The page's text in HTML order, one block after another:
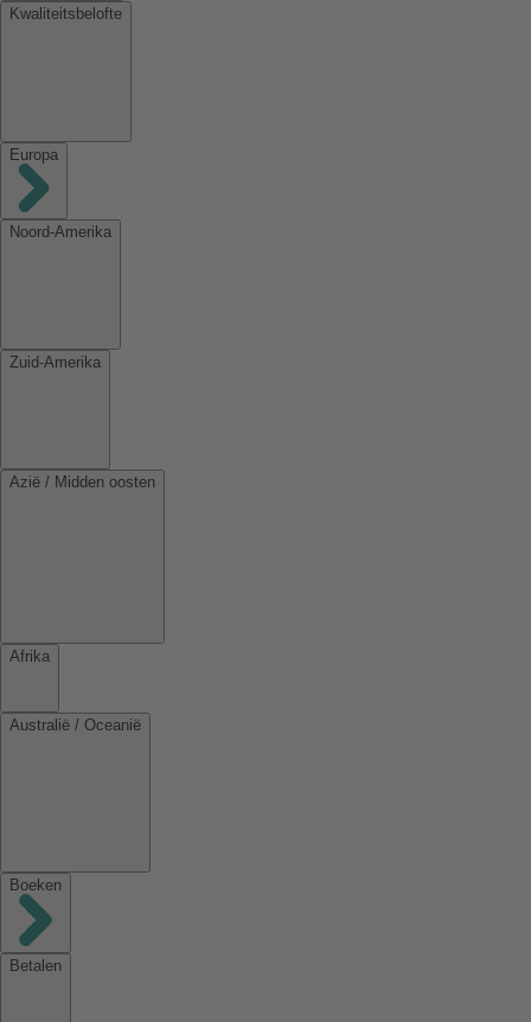
Kwaliteitsbelofte
Europa
Noord-Amerika
Zuid-Amerika
Azië / Midden oosten
Afrika
Australië / Oceanië
Boeken
Betalen